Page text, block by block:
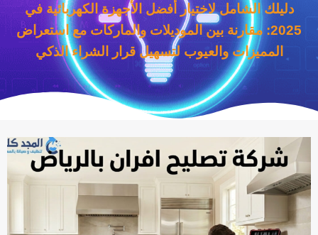
دليلك الشامل لاختيار أفضل الأجهزة الكهربائية في
2025: مقارنة بين الموديلات والماركات مع استعراض
المميزات والعيوب لتسهيل قرار الشراء الذكي